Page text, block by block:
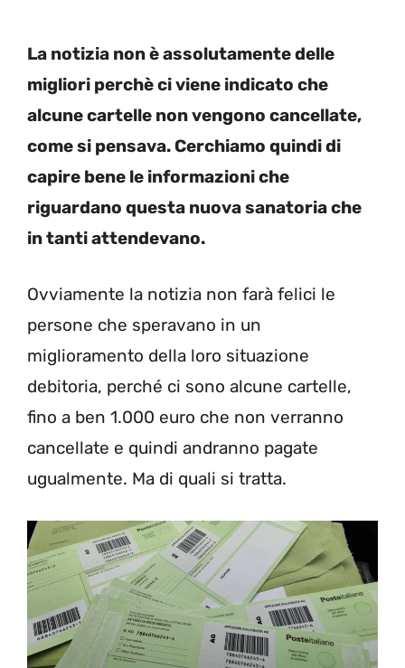
La notizia non è assolutamente delle
migliori perchè ci viene indicato che
alcune cartelle non vengono cancellate,
come si pensava. Cerchiamo quindi di
capire bene le informazioni che
riguardano questa nuova sanatoria che
in tanti attendevano.
Ovviamente la notizia non farà felici le
persone che speravano in un
miglioramento della loro situazione
debitoria, perché ci sono alcune cartelle,
fino a ben 1.000 euro che non verranno
cancellate e quindi andranno pagate
ugualmente. Ma di quali si tratta.